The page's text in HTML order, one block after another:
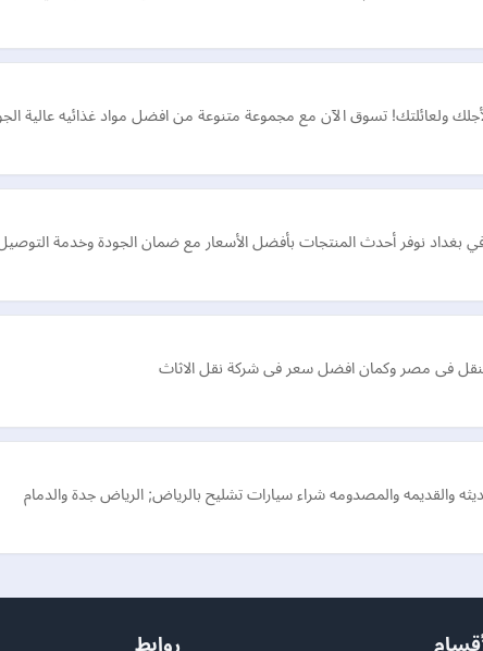
ولعائلتك! تسوق الآن مع مجموعة متنوعة من افضل مواد غذائيه عالية
بغداد نوفر أحدث المنتجات بأفضل الأسعار مع ضمان الجودة وخدمة
فى مصر وكمان افضل سعر فى شركة نقل الاثاث
والقديمه والمصدومه شراء سيارات تشليح بالرياض; الرياض جدة والدمام
روابط